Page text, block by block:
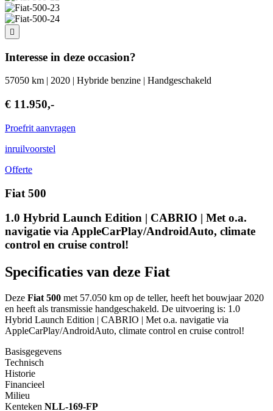
Interesse in deze occasion?
57050 km | 2020 | Hybride benzine | Handgeschakeld
€ 11.950,-
Proefrit aanvragen
inruilvoorstel
Offerte
Fiat 500
1.0 Hybrid Launch Edition | CABRIO | Met o.a.
navigatie via AppleCarPlay/AndroidAuto, climate
control en cruise control!
Specificaties van deze Fiat
Deze Fiat 500 met 57.050 km op de teller, heeft het bouwjaar 2020
en heeft als transmissie handgeschakeld. De uitvoering is: 1.0
Hybrid Launch Edition | CABRIO | Met o.a. navigatie via
AppleCarPlay/AndroidAuto, climate control en cruise control!
Basisgegevens
Technisch
Historie
Financieel
Milieu
Kenteken NLL-169-FP